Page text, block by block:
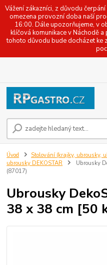
Vážení zákazníci, z důvodu
omezena provozní doba naší
16:00. Dále upozorňujeme, v
klíčová komunikace v Náchodě
tohoto důvodu bude docházet ke
Úvod Stolování (krajky, ubrousky,
ubrousky DEKOSTAR
Ubrousky
(87017)
Ubrousky
38 x 38 cm [50